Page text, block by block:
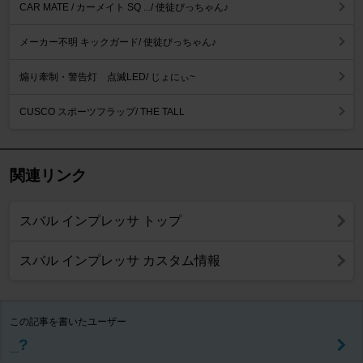
CAR MATE / カーメイト SQ .../ 使徒ぴっちゃん♪
メーカー不明 キックガード/ 使徒ぴっちゃん♪
煽り牽制・警告灯 点滅LED/ じょにぃ~
CUSCO スポーツフラップ/ THE TALL
関連リンク
スバル インプレッサ トップ
スバル インプレッサ カスタム情報
この記事を書いたユーザー
_?